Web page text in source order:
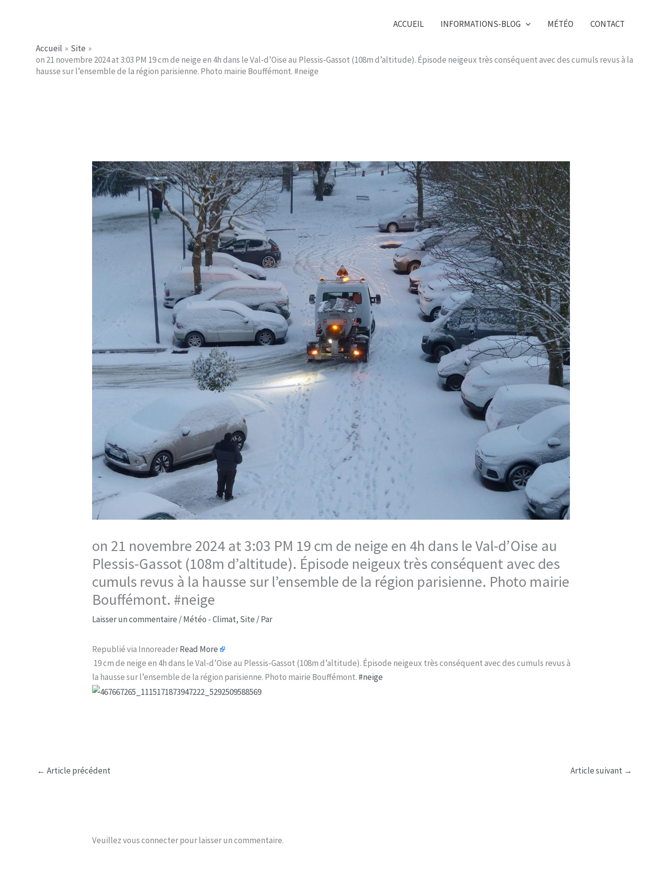
ACCUEIL INFORMATIONS-BLOG MÉTÉO CONTACT
Accueil
Site
on 21 novembre 2024 at 3:03 PM 19 cm de neige en 4h dans le Val-d’Oise au Plessis-Gassot (108m d’altitude). Épisode neigeux très conséquent avec des cumuls revus à la
hausse sur l’ensemble de la région parisienne. Photo mairie Bouffémont. #neige
on 21 novembre 2024 at 3:03 PM 19 cm de neige en 4h dans le Val-d’Oise au
Plessis-Gassot (108m d’altitude). Épisode neigeux très conséquent avec des
cumuls revus à la hausse sur l’ensemble de la région parisienne. Photo mairie
Bouffémont. #neige
Laisser un commentaire /Météo - Climat, Site / Par
Republié via InnoreaderRead More
19 cm de neige en 4h dans le Val-d’Oise au Plessis-Gassot (108m d’altitude). Épisode neigeux très conséquent avec des cumuls revus à
la hausse sur l’ensemble de la région parisienne. Photo mairie Bouffémont. #neige
← Article précédent Article suivant →
Veuillez vous connecter pour laisser un commentaire.